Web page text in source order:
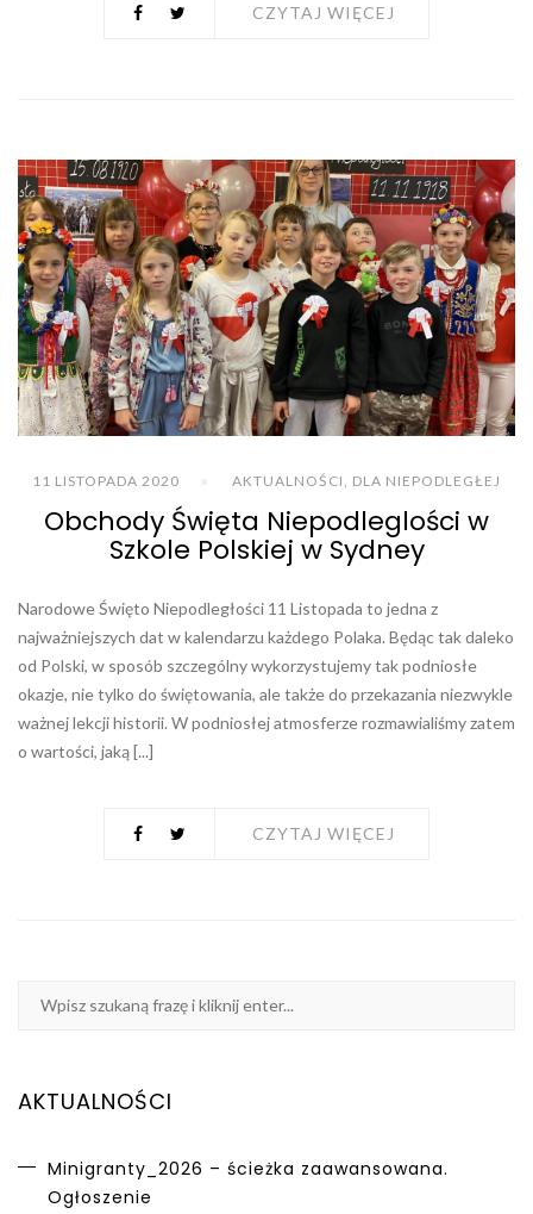
CZYTAJ WIĘCEJ
11 LISTOPADA 2020 AKTUALNOŚCI DLA NIEPODLEGŁEJ
Obchody Święta Niepodleglości w
Szkole Polskiej w Sydney
Narodowe Święto Niepodległości 11 Listopada to jedna z
najważniejszych dat w kalendarzu każdego Polaka. Będąc tak daleko
od Polski, w sposób szczególny wykorzystujemy tak podniosłe
okazje, nie tylko do świętowania, ale także do przekazania niezwykle
ważnej lekcji historii. W podniosłej atmosferze rozmawialiśmy zatem
o wartości, jaką [...]
CZYTAJ WIĘCEJ
AKTUALNOŚCI
Minigranty_2026 – ścieżka zaawansowana.
Ogłoszenie